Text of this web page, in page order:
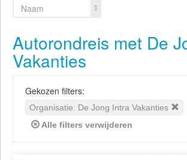
Naam
Autorondreis met De
Vakanties
Gekozen filters:
Organisatie: De Jong Intra Vakanties
Alle filters verwijderen